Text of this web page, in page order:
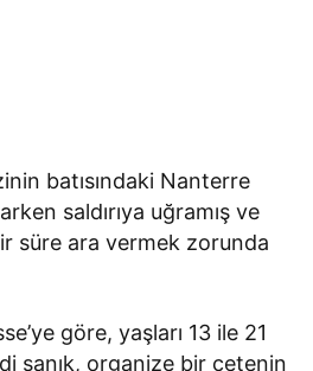
batısındaki Nanterre
saldırıya uğramış ve
süre ara vermek zorunda
göre, yaşları 13 ile 21
sanık, organize bir çetenin